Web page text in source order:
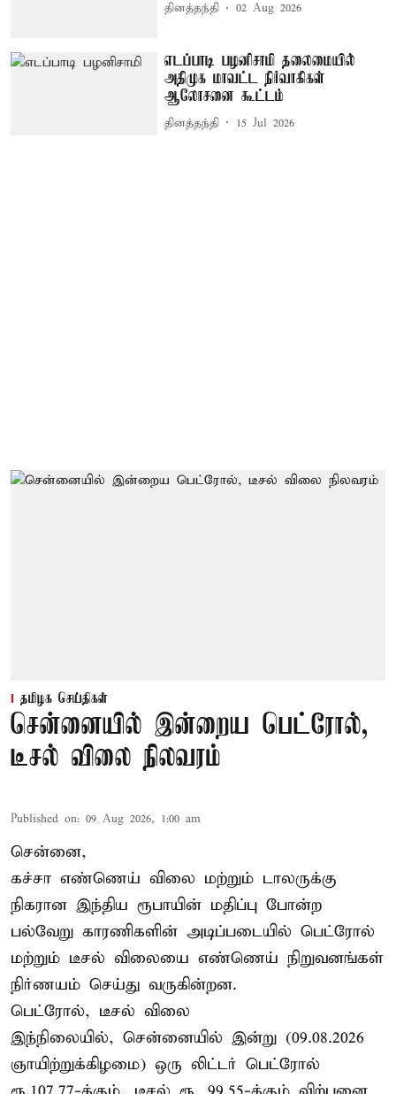
தினத்தந்தி 02 Aug 2026
எடப்பாடி பழனிசாமி தலைமையில்
அதிமுக மாவட்ட நிர்வாகிகள்
ஆலோசனை கூட்டம்
தினத்தந்தி 15 Jul 2026
தமிழக செய்திகள்
சென்னையில் இன்றைய பெட்ரோல்,
டீசல் விலை நிலவரம்
Published on: 09 Aug 2026, 1:00 am
சென்னை,
கச்சா எண்ணெய் விலை மற்றும் டாலருக்கு
நிகரான இந்திய ரூபாயின் மதிப்பு போன்ற
பல்வேறு காரணிகளின் அடிப்படையில் பெட்ரோல்
மற்றும் டீசல் விலையை எண்ணெய் நிறுவனங்கள்
நிர்ணயம் செய்து வருகின்றன.
பெட்ரோல், டீசல் விலை
இந்நிலையில், சென்னையில் இன்று (09.08.2026
ஞாயிற்றுக்கிழமை) ஒரு லிட்டர் பெட்ரோல்